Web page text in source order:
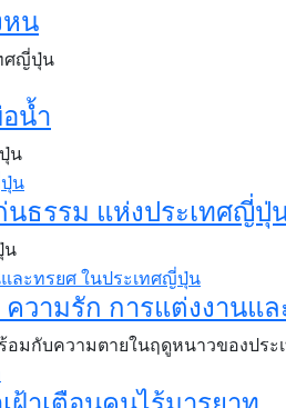
น
ศญี่ปุ่น
น้ำ
น
ธรรม แห่งประเทศญี่ปุ่
น
วามรัก การแต่งงานแ
อมกับความตายในฤดูหนาวของปร